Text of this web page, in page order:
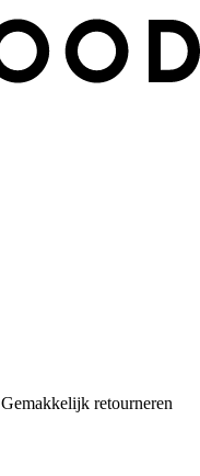
Gemakkelijk retourneren